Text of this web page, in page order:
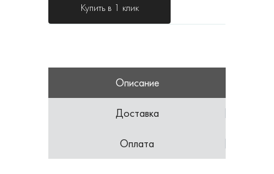
Купить в 1 клик
Описание
Доставка
Оплата